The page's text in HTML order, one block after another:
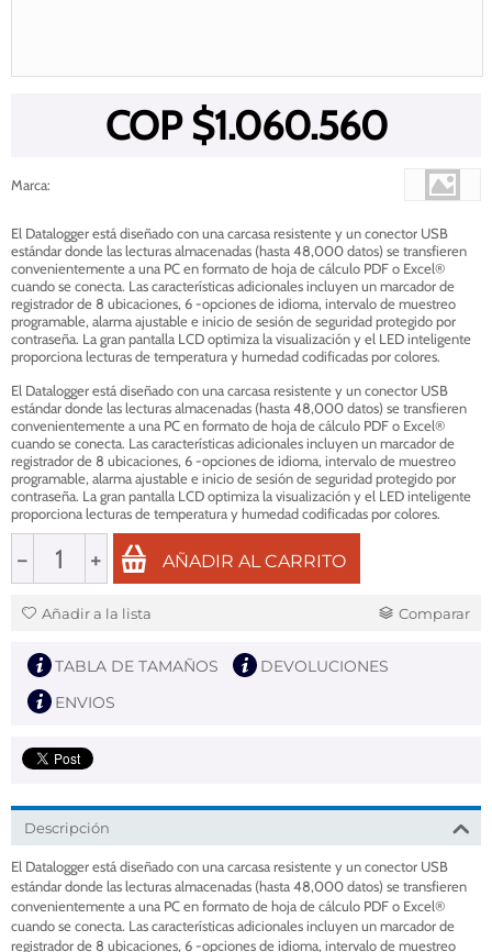
COP $1.060.560
Marca:
El Datalogger está diseñado con una carcasa resistente y un conector USB
estándar donde las lecturas almacenadas (hasta 48,000 datos) se transfieren
convenientemente a una PC en formato de hoja de cálculo PDF o Excel®
cuando se conecta. Las características adicionales incluyen un marcador de
registrador de 8 ubicaciones, 6 -opciones de idioma, intervalo de muestreo
programable, alarma ajustable e inicio de sesión de seguridad protegido por
contraseña. La gran pantalla LCD optimiza la visualización y el LED inteligente
proporciona lecturas de temperatura y humedad codificadas por colores.
El Datalogger está diseñado con una carcasa resistente y un conector USB
estándar donde las lecturas almacenadas (hasta 48,000 datos) se transfieren
convenientemente a una PC en formato de hoja de cálculo PDF o Excel®
cuando se conecta. Las características adicionales incluyen un marcador de
registrador de 8 ubicaciones, 6 -opciones de idioma, intervalo de muestreo
programable, alarma ajustable e inicio de sesión de seguridad protegido por
contraseña. La gran pantalla LCD optimiza la visualización y el LED inteligente
proporciona lecturas de temperatura y humedad codificadas por colores.
− + AÑADIR AL CARRITO
Añadir a la lista Comparar
TABLA DE TAMAÑOS
DEVOLUCIONES
ENVIOS
Descripción
El Datalogger está diseñado con una carcasa resistente y un conector USB
estándar donde las lecturas almacenadas (hasta 48,000 datos) se transfieren
convenientemente a una PC en formato de hoja de cálculo PDF o Excel®
cuando se conecta. Las características adicionales incluyen un marcador de
registrador de 8 ubicaciones, 6 -opciones de idioma, intervalo de muestreo